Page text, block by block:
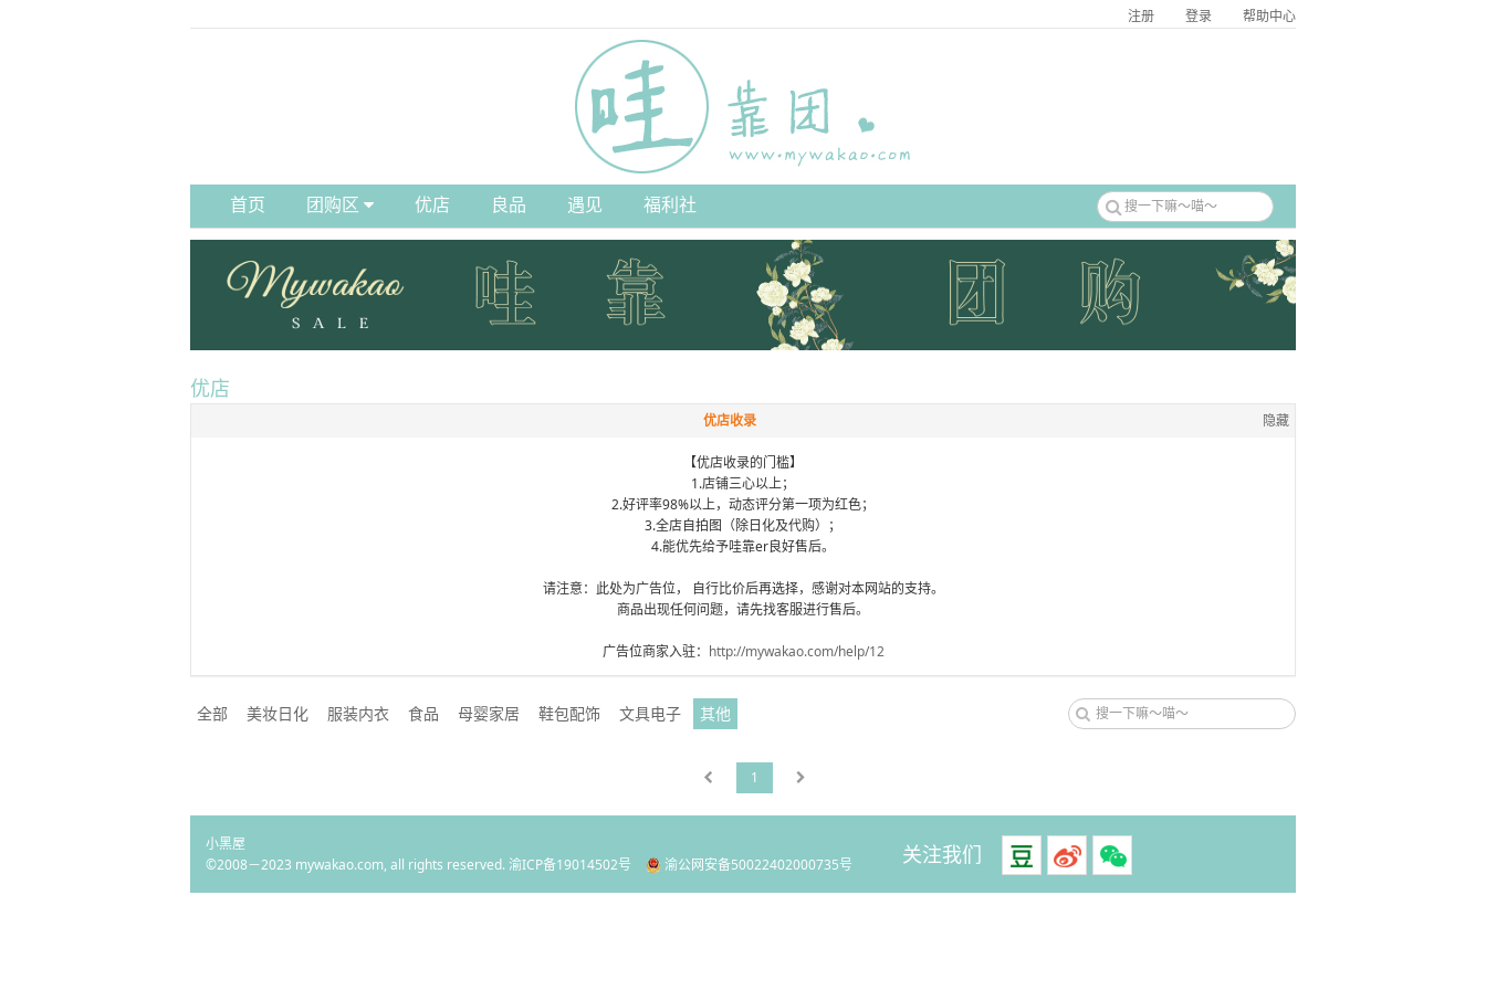
注册 登录 帮助中心
首页 团购区 优店 良品 遇见 福利社
优店
优店收录 隐藏
【优店收录的门槛】
1.店铺三心以上；
2.好评率98%以上，动态评分第一项为红色；
3.全店自拍图（除日化及代购）；
4.能优先给予哇靠er良好售后。
请注意：此处为广告位， 自行比价后再选择，感谢对本网站的支持。
商品出现任何问题，请先找客服进行售后。
广告位商家入驻： http://mywakao.com/help/12
全部 美妆日化 服装内衣 食品 母婴家居 鞋包配饰 文具电子 其他
1
小黑屋
©2008－2023 mywakao.com, all rights reserved.渝ICP备19014502号 渝公网安备50022402000735号 关注我们